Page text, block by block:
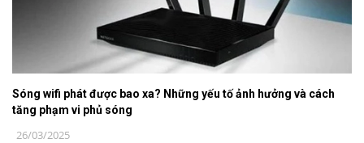
Sóng wifi phát được bao xa? Những yếu tố ảnh hưởng và cách
tăng phạm vi phủ sóng
26/03/2025